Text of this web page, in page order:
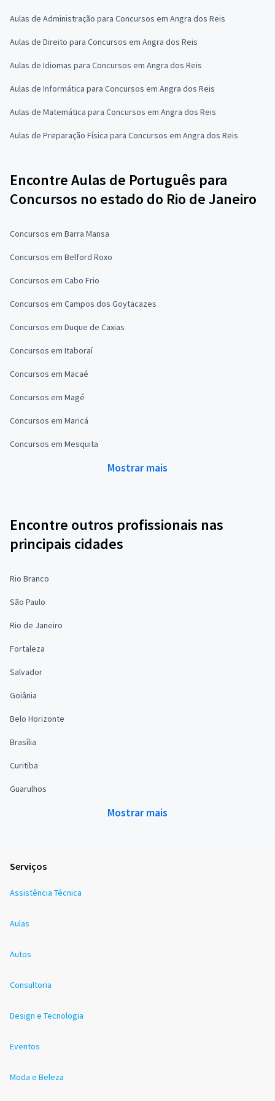
Aulas de Administração para Concursos em Angra dos Reis
Aulas de Direito para Concursos em Angra dos Reis
Aulas de Idiomas para Concursos em Angra dos Reis
Aulas de Informática para Concursos em Angra dos Reis
Aulas de Matemática para Concursos em Angra dos Reis
Aulas de Preparação Física para Concursos em Angra dos Reis
Encontre Aulas de Português para
Concursos no estado do Rio de Janeiro
Concursos em Barra Mansa
Concursos em Belford Roxo
Concursos em Cabo Frio
Concursos em Campos dos Goytacazes
Concursos em Duque de Caxias
Concursos em Itaboraí
Concursos em Macaé
Concursos em Magé
Concursos em Maricá
Concursos em Mesquita
Mostrar mais
Encontre outros profissionais nas
principais cidades
Rio Branco
São Paulo
Rio de Janeiro
Fortaleza
Salvador
Goiânia
Belo Horizonte
Brasília
Curitiba
Guarulhos
Mostrar mais
Serviços
Assistência Técnica
Aulas
Autos
Consultoria
Design e Tecnologia
Eventos
Moda e Beleza